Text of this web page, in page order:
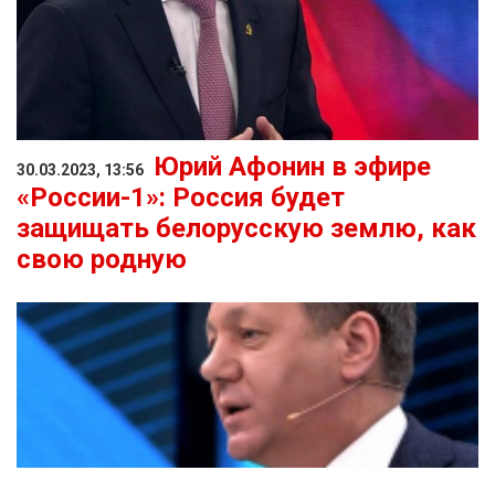
30.03.2023, 13:56
Юрий Афонин в эфире
«России-1»: Россия будет
защищать белорусскую землю, как
свою родную